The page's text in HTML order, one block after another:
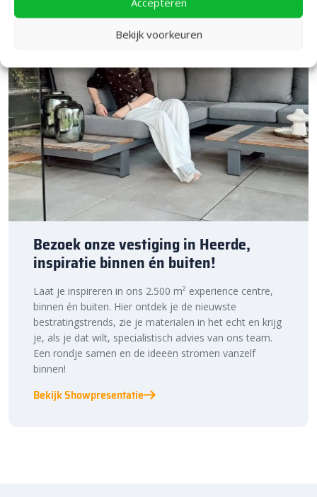
Bekijk voorkeuren
Bezoek onze vestiging in Heerde,
inspiratie binnen én buiten!
Laat je inspireren in ons 2.500 m² experience centre,
binnen én buiten. Hier ontdek je de nieuwste
bestratingstrends, zie je materialen in het echt en krijg
je, als je dat wilt, specialistisch advies van ons team.
Een rondje samen en de ideeën stromen vanzelf
binnen!
Bekijk Showpresentatie